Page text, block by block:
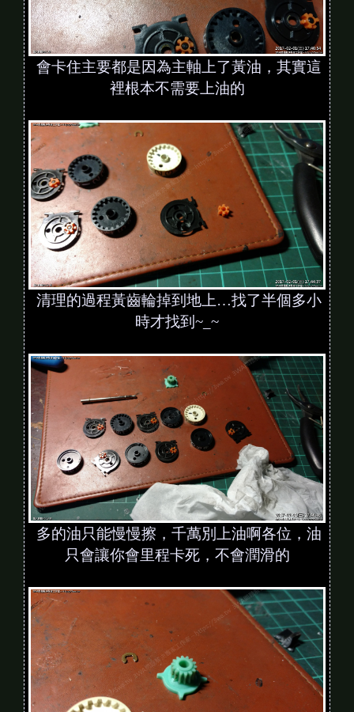
會卡住主要都是因為主軸上了黃油，其實這
裡根本不需要上油的
清理的過程黃齒輪掉到地上…找了半個多小
時才找到~_~
多的油只能慢慢擦，千萬別上油啊各位，油
只會讓你會里程卡死，不會潤滑的